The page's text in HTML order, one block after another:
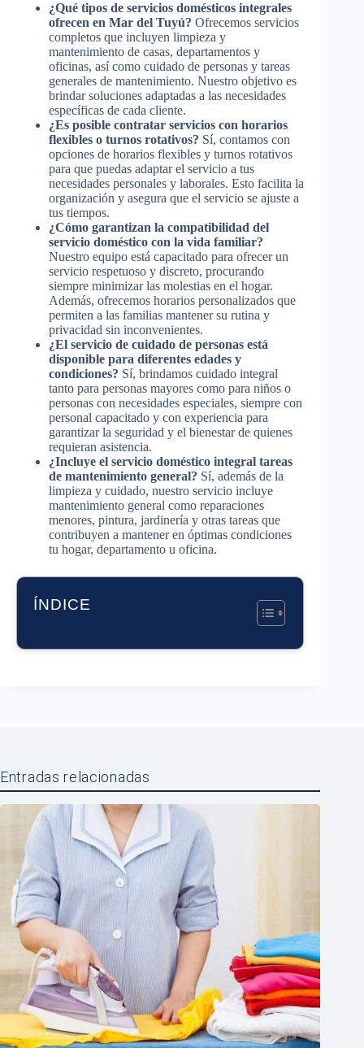
¿Qué tipos de servicios domésticos integrales
ofrecen en Mar del Tuyú? Ofrecemos servicios
completos que incluyen limpieza y
mantenimiento de casas, departamentos y
oficinas, así como cuidado de personas y tareas
generales de mantenimiento. Nuestro objetivo es
brindar soluciones adaptadas a las necesidades
específicas de cada cliente.
¿Es posible contratar servicios con horarios
flexibles o turnos rotativos? Sí, contamos con
opciones de horarios flexibles y turnos rotativos
para que puedas adaptar el servicio a tus
necesidades personales y laborales. Esto facilita la
organización y asegura que el servicio se ajuste a
tus tiempos.
¿Cómo garantizan la compatibilidad del
servicio doméstico con la vida familiar?
Nuestro equipo está capacitado para ofrecer un
servicio respetuoso y discreto, procurando
siempre minimizar las molestias en el hogar.
Además, ofrecemos horarios personalizados que
permiten a las familias mantener su rutina y
privacidad sin inconvenientes.
¿El servicio de cuidado de personas está
disponible para diferentes edades y
condiciones? Sí, brindamos cuidado integral
tanto para personas mayores como para niños o
personas con necesidades especiales, siempre con
personal capacitado y con experiencia para
garantizar la seguridad y el bienestar de quienes
requieran asistencia.
¿Incluye el servicio doméstico integral tareas
de mantenimiento general? Sí, además de la
limpieza y cuidado, nuestro servicio incluye
mantenimiento general como reparaciones
menores, pintura, jardinería y otras tareas que
contribuyen a mantener en óptimas condiciones
tu hogar, departamento u oficina.
ÍNDICE
Entradas relacionadas